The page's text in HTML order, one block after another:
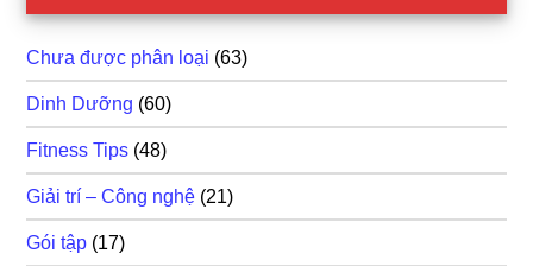
Chưa được phân loại (63)
Dinh Dưỡng (60)
Fitness Tips (48)
Giải trí – Công nghệ (21)
Gói tập (17)